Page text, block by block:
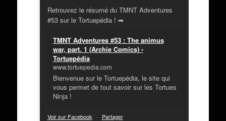
Retrouvez le résumé du TMNT Adventures
#53 sur le Tortuepédia ! ➡
TMNT Adventures #53 : The animus
war, part. 1 (Archie Comics) -
Tortuepédia
www.tortuepedia.com
Bienvenue sur le Tortuepédia, le site qui
vous permet de tout savoir sur les Tortues
Ninja !
Voir sur Facebook · Partager